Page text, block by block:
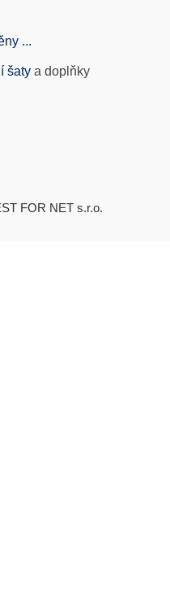
...
šaty a doplňky
FOR NET s.r.o.